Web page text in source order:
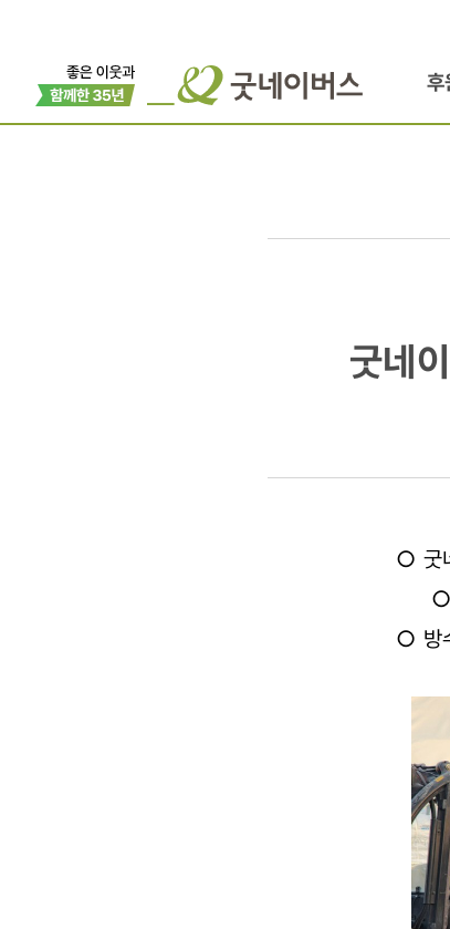
후
굿네이버
지진
지역에
구호물품
굿네
○ 굿
○
○ 방